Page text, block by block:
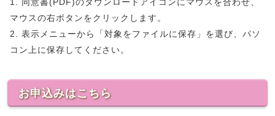
マウスの右ボタンをクリックします。
2. 表示メニューから「対象をファイルに保存」を選び、パソ
コン上に保存してください。
お申込みはこちら